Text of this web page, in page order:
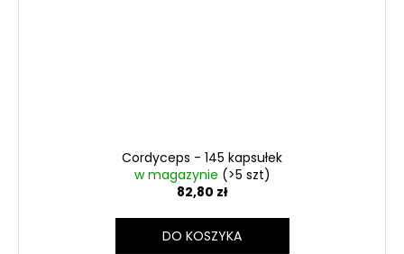
Cordyceps - 145 kapsułek
w magazynie (>5 szt)
82,80 zł
DO KOSZYKA